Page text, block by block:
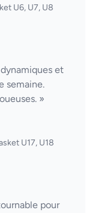
U6, U7, U8
et
semaine.
»
U17, U18
pour